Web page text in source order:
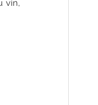
vin,